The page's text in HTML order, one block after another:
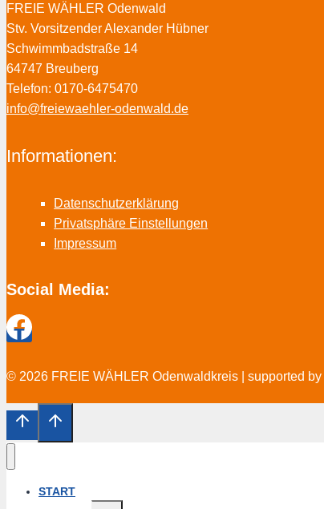
FREIE WÄHLER Odenwald
Stv. Vorsitzender Alexander Hübner
Schwimmbadstraße 14
64747 Breuberg
Telefon: 0170-6475470
info@freiewaehler-odenwald.de
Informationen:
Datenschutzerklärung
Privatsphäre Einstellungen
Impressum
Social Media:
© 2026 FREIE WÄHLER Odenwaldkreis | supported by
START